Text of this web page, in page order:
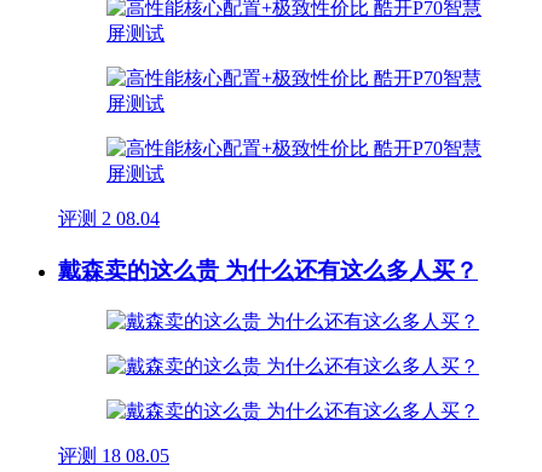
评测 2 08.04
戴森卖的这么贵 为什么还有这么多人买？
评测 18 08.05